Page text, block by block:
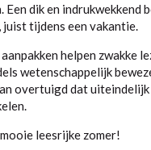
dik en indrukwekkend
tijdens een vakantie.
helpen zwakke
wetenschappelijk
overtuigd dat uiteindelijk
leesrijke zomer!